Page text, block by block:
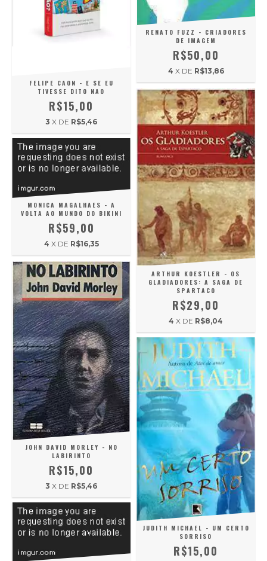
FELIPE CAON - E SE EU
TIVESSE DITO NAO
R$15,00
3 X DE R$5,46
RENATO FUZZ - CRIADORES
DE IMAGEM
R$50,00
4 X DE R$13,86
MONICA MAGALHAES - A
VOLTA AO MUNDO DO BIKINI
R$59,00
4 X DE R$16,35
ARTHUR KOESTLER - OS
GLADIADORES: A SAGA DE
SPARTACO
R$29,00
4 X DE R$8,04
JOHN DAVID MORLEY - NO
LABIRINTO
R$15,00
3 X DE R$5,46
JUDITH MICHAEL - UM CERTO
SORRISO
R$15,00